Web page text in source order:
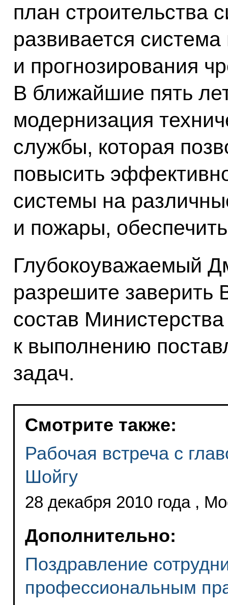
план строительства
развивается
и прогнозирования
В ближайшие пять
модернизация
службы, которая
повысить
системы на
и пожары,
Глубокоуважаемый
разрешите заверить
состав
к выполнению
задач.
Смотрите также:
Рабочая встреча с
Шойгу
28 декабря 2010 года ,
Дополнительно:
Поздравление
профессиональным